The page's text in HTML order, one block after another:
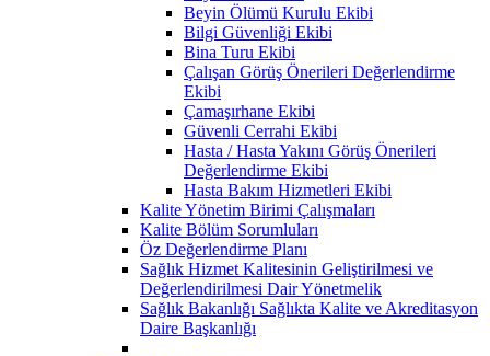
Beyin Ölümü Kurulu Ekibi
Bilgi Güvenliği Ekibi
Bina Turu Ekibi
Çalışan Görüş Önerileri Değerlendirme
Ekibi
Çamaşırhane Ekibi
Güvenli Cerrahi Ekibi
Hasta / Hasta Yakını Görüş Önerileri
Değerlendirme Ekibi
Hasta Bakım Hizmetleri Ekibi
Kalite Yönetim Birimi Çalışmaları
Kalite Bölüm Sorumluları
Öz Değerlendirme Planı
Sağlık Hizmet Kalitesinin Geliştirilmesi ve
Değerlendirilmesi Dair Yönetmelik
Sağlık Bakanlığı Sağlıkta Kalite ve Akreditasyon
Daire Başkanlığı